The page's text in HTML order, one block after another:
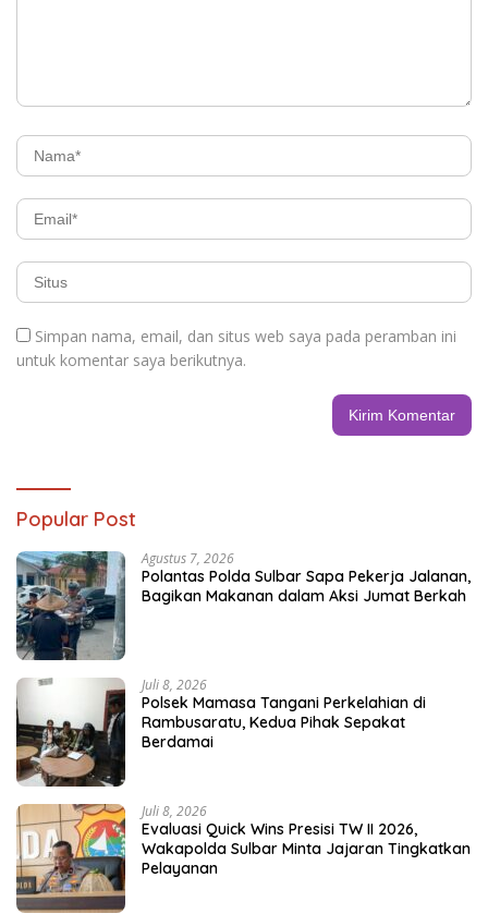
Simpan nama, email, dan situs web saya pada peramban ini
untuk komentar saya berikutnya.
Popular Post
Agustus 7, 2026
Polantas Polda Sulbar Sapa Pekerja Jalanan,
Bagikan Makanan dalam Aksi Jumat Berkah
Juli 8, 2026
Polsek Mamasa Tangani Perkelahian di
Rambusaratu, Kedua Pihak Sepakat
Berdamai
Juli 8, 2026
Evaluasi Quick Wins Presisi TW II 2026,
Wakapolda Sulbar Minta Jajaran Tingkatkan
Pelayanan